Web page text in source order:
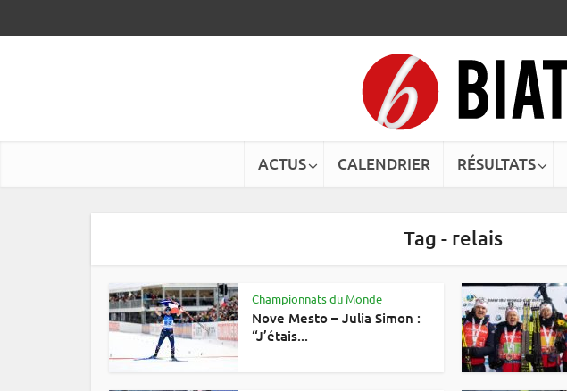
ACTUS CALENDRIER RÉSULTATS
Tag - relais
Championnats du Monde
Nove Mesto – Julia Simon :
“J’étais...